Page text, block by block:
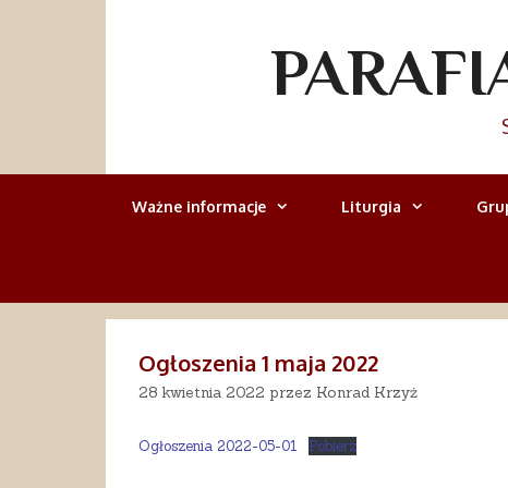
Ważne informacje Liturgia
Ogłoszenia 1 maja 2022
28 kwietnia 2022 przez Konrad Krzyż
Ogłoszenia 2022-05-01 Pobierz